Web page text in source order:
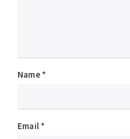
Name *
Email *